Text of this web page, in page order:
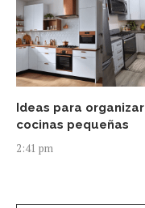
Ideas para organizar
cocinas pequeñas
2:41 pm